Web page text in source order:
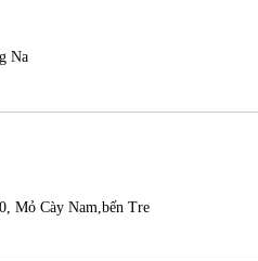
Na
Mỏ Cày Nam,bến Tre